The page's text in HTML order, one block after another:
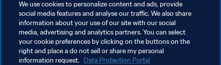
سياسة الخصوصية
We use cookies to personalize content and ads, provide
social media features and analyse our traffic. We also share
information about your use of our site with our social
media, advertising and analytics partners. You can select
your cookie preferences by clicking on the buttons on the
right and place a do not sell or share my personal
information request. Data Protection Portal